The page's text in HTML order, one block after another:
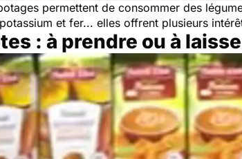
permettent de consommer des
et fer... elles offrent plusieurs
: à prendre ou à